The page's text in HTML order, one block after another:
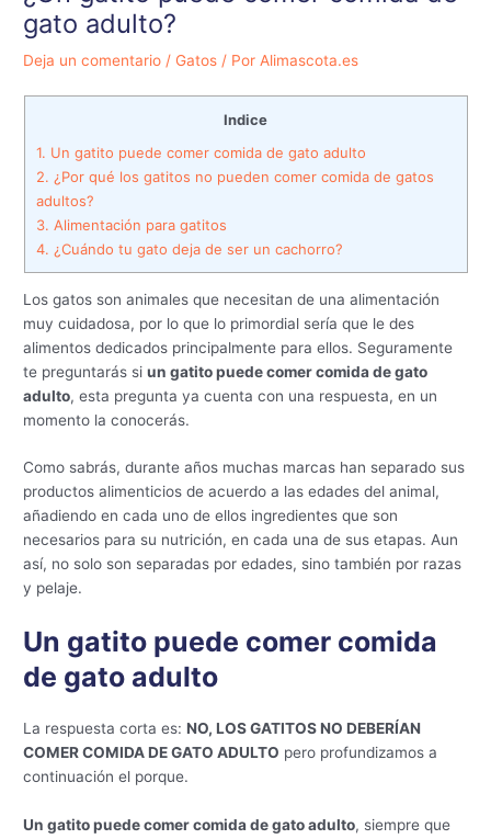
gato adulto?
Deja un comentario / Gatos / Por Alimascota.es
Indice
1. Un gatito puede comer comida de gato adulto
2. ¿Por qué los gatitos no pueden comer comida de gatos
adultos?
3. Alimentación para gatitos
4. ¿Cuándo tu gato deja de ser un cachorro?
Los gatos son animales que necesitan de una alimentación
muy cuidadosa, por lo que lo primordial sería que le des
alimentos dedicados principalmente para ellos. Seguramente
te preguntarás siun gatito puede comer comida de gato
adulto, esta pregunta ya cuenta con una respuesta, en un
momento la conocerás.
Como sabrás, durante años muchas marcas han separado sus
productos alimenticios de acuerdo a las edades del animal,
añadiendo en cada uno de ellos ingredientes que son
necesarios para su nutrición, en cada una de sus etapas. Aun
así, no solo son separadas por edades, sino también por razas
y pelaje.
Un gatito puede comer comida
de gato adulto
La respuesta corta es:NO, LOS GATITOS NO DEBERÍAN
COMER COMIDA DE GATO ADULTO pero profundizamos a
continuación el porque.
Un gatito puede comer comida de gato adulto, siempre que